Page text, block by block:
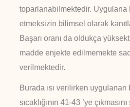
toparlanabilmektedir. Uygulana
etmeksizin bilimsel olarak
Başarı oranı da oldukça
madde enjekte edilmemekte
verilmektedir.
Burada ısı verilirken uygulanan
sıcaklığının 41-43 ’ye